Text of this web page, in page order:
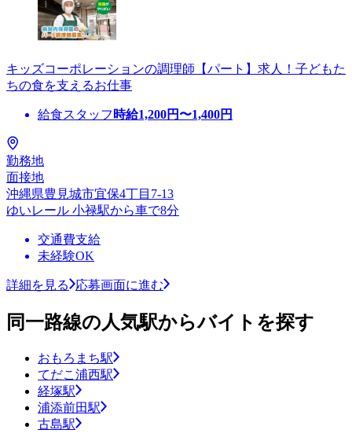
キッズコーポレーションの調理師【パート】求人！子どもた
ちの食を支えるお仕事
給食スタッフ 時給1,200円〜1,400円
勤務地
面接地
沖縄県豊見城市宜保4丁目7-13
ゆいレール 小禄駅から車で8分
交通費支給
未経験OK
詳細を見る 応募画面に進む
同一路線の人気駅からバイトを探す
おもろまち駅
てだこ浦西駅
経塚駅
浦添前田駅
古島駅